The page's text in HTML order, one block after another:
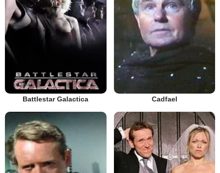
Battlestar Galactica Cadfael